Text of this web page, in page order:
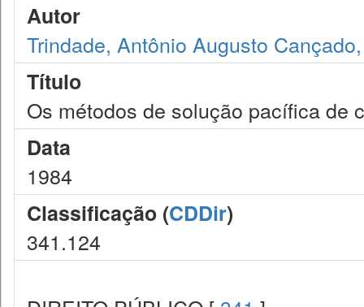
Autor
Trindade, Antônio Augusto
Título
Os métodos de solução pacífica de
Data
1984
Classificação (CDDir)
341.124